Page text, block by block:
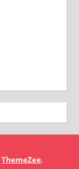
ThemeZee.